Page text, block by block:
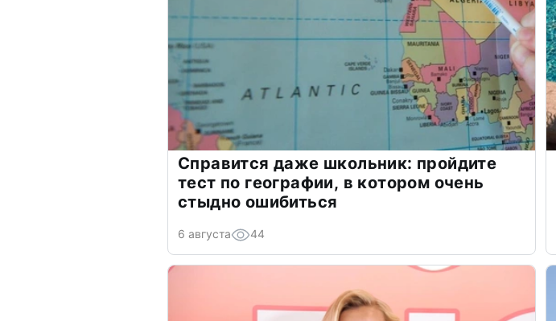
Справится даже школьник: пройдите
тест по географии, в котором очень
стыдно ошибиться
6 августа 44